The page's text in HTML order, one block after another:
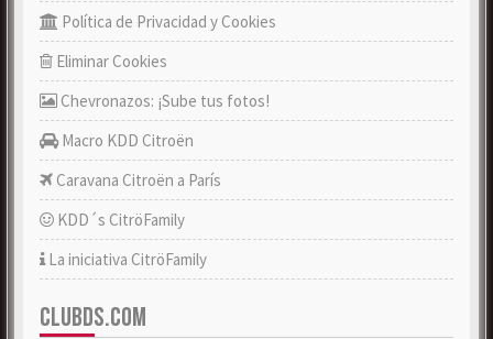
Política de Privacidad y Cookies
Eliminar Cookies
Chevronazos: ¡Sube tus fotos!
Macro KDD Citroën
Caravana Citroën a París
KDD´s CitröFamily
La iniciativa CitröFamily
CLUBDS.COM